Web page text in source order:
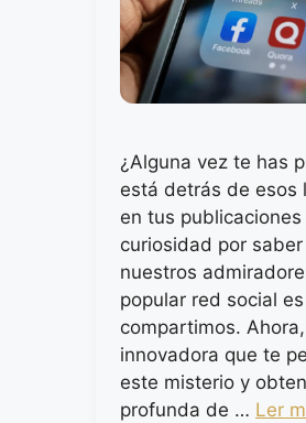
¿Alguna vez te has
está detrás de esos
en tus
curiosidad por
nuestros
popular red social
compartimos.
innovadora que te
este misterio y
profunda de … Ler